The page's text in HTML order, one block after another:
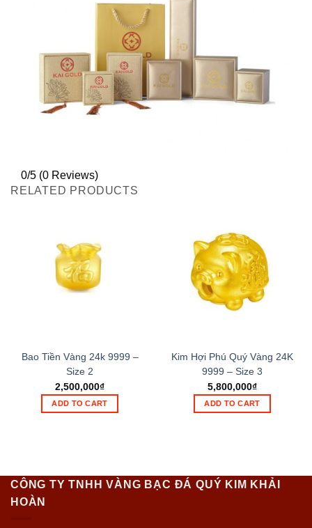
0/5 (0 Reviews)
RELATED PRODUCTS
Bao Tiền Vàng 24k 9999 –
Size 2
2,500,000₫
ADD TO CART
Kim Hợi Phú Quý Vàng 24K
9999 – Size 3
5,800,000₫
ADD TO CART
CÔNG TY TNHH VÀNG BẠC ĐÁ QUÝ KIM KHẢI
HOÀN